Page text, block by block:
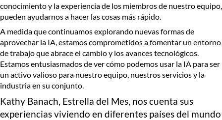
conocimiento y la experiencia de los miembros de nuestro equipo,
pueden ayudarnos a hacer las cosas más rápido.
A medida que continuamos explorando nuevas formas de
aprovechar la IA, estamos comprometidos a fomentar un entorno
de trabajo que abrace el cambio y los avances tecnológicos.
Estamos entusiasmados de ver cómo podemos usar la IA para ser
un activo valioso para nuestro equipo, nuestros servicios y la
industria en su conjunto.
Kathy Banach, Estrella del Mes, nos cuenta sus
experiencias viviendo en diferentes países del mundo